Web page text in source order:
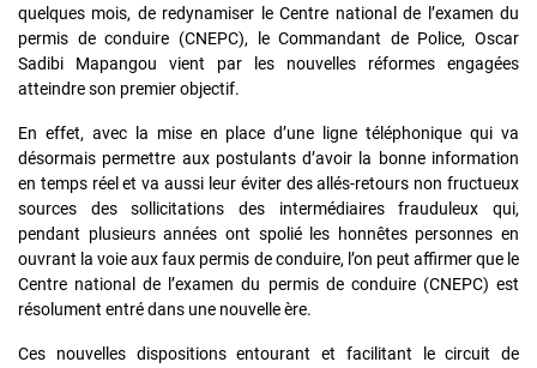
quelques mois, de redynamiser le Centre national de l’examen du
permis de conduire (CNEPC), le Commandant de Police, Oscar
Sadibi Mapangou vient par les nouvelles réformes engagées
atteindre son premier objectif.
En effet, avec la mise en place d’une ligne téléphonique qui va
désormais permettre aux postulants d’avoir la bonne information
en temps réel et va aussi leur éviter des allés-retours non fructueux
sources des sollicitations des intermédiaires frauduleux qui,
pendant plusieurs années ont spolié les honnêtes personnes en
ouvrant la voie aux faux permis de conduire, l’on peut affirmer que le
Centre national de l’examen du permis de conduire (CNEPC) est
résolument entré dans une nouvelle ère.
Ces nouvelles dispositions entourant et facilitant le circuit de